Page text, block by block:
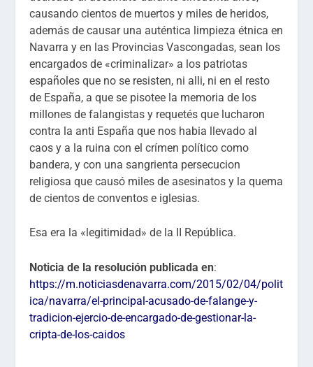
causando cientos de muertos y miles de heridos,
además de causar una auténtica limpieza étnica en
Navarra y en las Provincias Vascongadas, sean los
encargados de «criminalizar» a los patriotas
españoles que no se resisten, ni alli, ni en el resto
de España, a que se pisotee la memoria de los
millones de falangistas y requetés que lucharon
contra la anti España que nos habia llevado al
caos y a la ruina con el crímen político como
bandera, y con una sangrienta persecucion
religiosa que causó miles de asesinatos y la quema
de cientos de conventos e iglesias.
Esa era la «legitimidad» de la II República.
Noticia de la resolución publicada en:
https://m.noticiasdenavarra.com/2015/02/04/polit
ica/navarra/el-principal-acusado-de-falange-y-
tradicion-ejercio-de-encargado-de-gestionar-la-
cripta-de-los-caidos